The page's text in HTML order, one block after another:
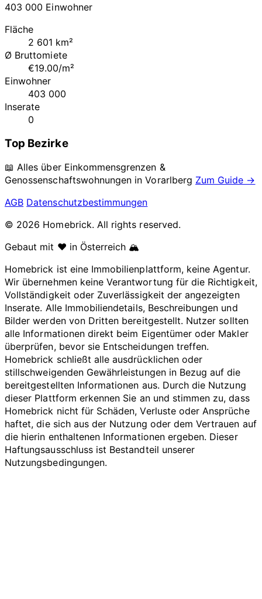
403 000 Einwohner
Fläche
2 601 km²
Ø Bruttomiete
€19.00/m²
Einwohner
403 000
Inserate
0
Top Bezirke
📖 Alles über Einkommensgrenzen &
Genossenschaftswohnungen inVorarlberg Zum Guide →
AGB Datenschutzbestimmungen
© 2026 Homebrick. All rights reserved.
Gebaut mit ❤️ in Österreich 🏔️
Homebrick ist eine Immobilienplattform, keine Agentur.
Wir übernehmen keine Verantwortung für die Richtigkeit,
Vollständigkeit oder Zuverlässigkeit der angezeigten
Inserate. Alle Immobiliendetails, Beschreibungen und
Bilder werden von Dritten bereitgestellt. Nutzer sollten
alle Informationen direkt beim Eigentümer oder Makler
überprüfen, bevor sie Entscheidungen treffen.
Homebrick schließt alle ausdrücklichen oder
stillschweigenden Gewährleistungen in Bezug auf die
bereitgestellten Informationen aus. Durch die Nutzung
dieser Plattform erkennen Sie an und stimmen zu, dass
Homebrick nicht für Schäden, Verluste oder Ansprüche
haftet, die sich aus der Nutzung oder dem Vertrauen auf
die hierin enthaltenen Informationen ergeben. Dieser
Haftungsausschluss ist Bestandteil unserer
Nutzungsbedingungen.